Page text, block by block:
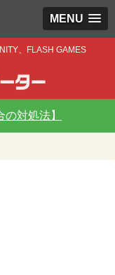
MENU
、FLASH GAMES
対処法】